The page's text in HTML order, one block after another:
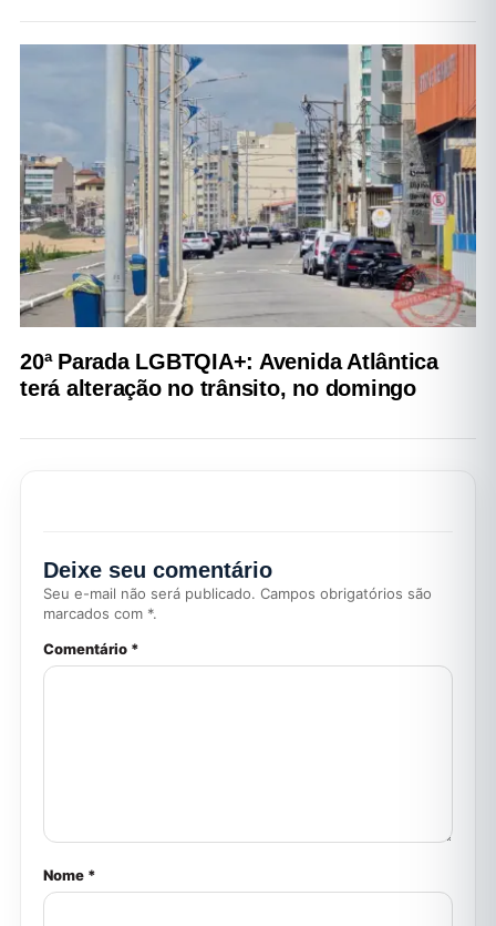
20ª Parada LGBTQIA+: Avenida Atlântica
terá alteração no trânsito, no domingo
Deixe seu comentário
Seu e-mail não será publicado. Campos obrigatórios são
marcados com *.
Comentário *
Nome *